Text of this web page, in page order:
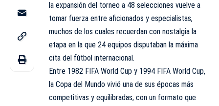
la expansión del torneo a 48 selecciones vuelve a
tomar fuerza entre aficionados y especialistas,
muchos de los cuales recuerdan con nostalgia la
etapa en la que 24 equipos disputaban la máxima
cita del fútbol internacional.
Entre 1982 FIFA World Cup y 1994 FIFA World Cup,
la Copa del Mundo vivió una de sus épocas más
competitivas y equilibradas, con un formato que